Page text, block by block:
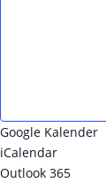
Google Kalender
iCalendar
Outlook 365